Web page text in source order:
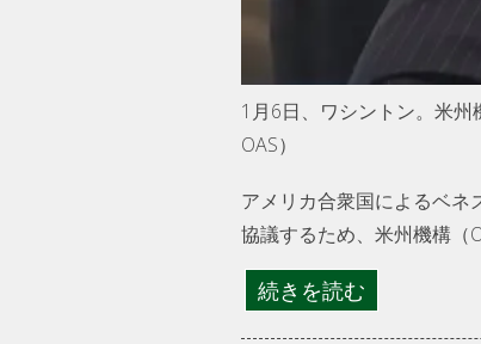
1月6日、ワシントン。米
OAS）
アメリカ合衆国によるベネ
協議するため、米州機構（
続きを読む